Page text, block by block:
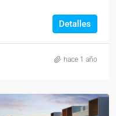
Detalles
hace 1 año